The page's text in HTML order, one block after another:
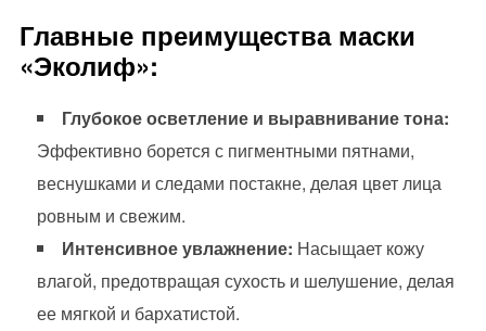
Главные преимущества маски
«Эколиф»:
Глубокое осветление и выравнивание тона:
Эффективно борется с пигментными пятнами,
веснушками и следами постакне, делая цвет лица
ровным и свежим.
Интенсивное увлажнение: Насыщает кожу
влагой, предотвращая сухость и шелушение, делая
ее мягкой и бархатистой.